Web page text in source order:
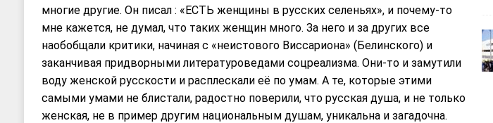
многие другие. Он писал : «ЕСТЬ женщины в русских селеньях», и почему-то
мне кажется, не думал, что таких женщин много. За него и за других все
наобобщали критики, начиная с «неистового Виссариона» (Белинского) и
заканчивая придворными литературоведами соцреализма. Они-то и замутили
воду женской русскости и расплескали её по умам. А те, которые этими
самыми умами не блистали, радостно поверили, что русская душа, и не только
женская, не в пример другим национальным душам, уникальна и загадочна.